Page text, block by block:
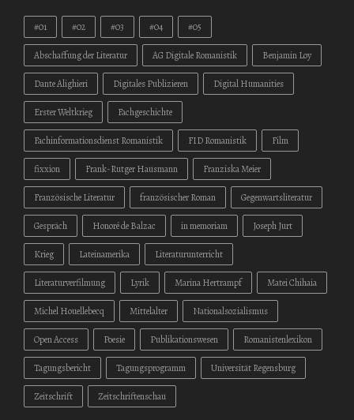
#01 #02 #03 #04 #05
Abschaffung der Literatur AG Digitale Romanistik Benjamin Loy
Dante Alighieri Digitales Publizieren Digital Humanities
Erster Weltkrieg Fachgeschichte
Fachinformationsdienst Romanistik FID Romanistik Film
fixxion Frank-Rutger Hausmann Franziska Meier
Französische Literatur französischer Roman Gegenwartsliteratur
Gespräch Honoré de Balzac in memoriam Joseph Jurt
Krieg Lateinamerika Literaturunterricht
Literaturverfilmung Lyrik Marina Hertrampf Matei Chihaia
Michel Houellebecq Mittelalter Nationalsozialismus
Open Access Poesie Publikationswesen Romanistenlexikon
Tagungsbericht Tagungsprogramm Universität Regensburg
Zeitschrift Zeitschriftenschau